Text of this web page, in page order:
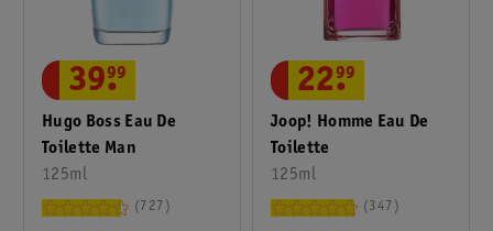
Hugo Boss Eau De
Toilette Man
125ml
39.
99
727
Joop! Homme Eau De
Toilette
125ml
22.
99
347